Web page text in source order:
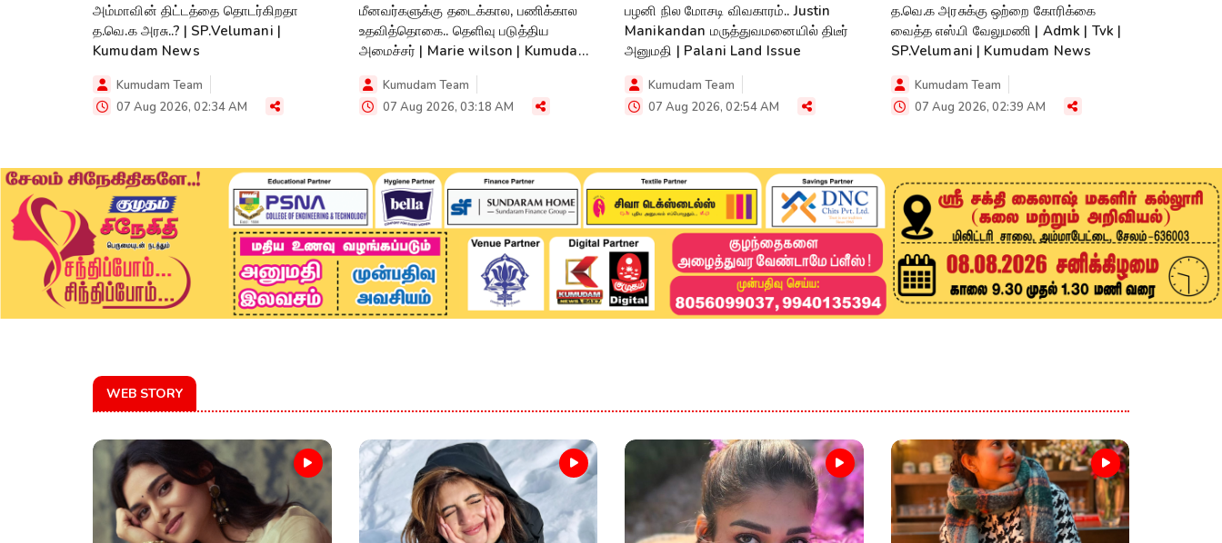
அம்மாவின் திட்டத்தை தொடர்கிறதா
த.வெ.க அரசு..? | SP.Velumani |
Kumudam News
Kumudam Team
07 Aug 2026, 02:34 AM
மீனவர்களுக்கு தடைக்கால, பணிக்கால
உதவித்தொகை.. தெளிவு படுத்திய
அமைச்சர் | Marie wilson | Kumudam
Kumudam Team
07 Aug 2026, 03:18 AM
பழனி நில மோசடி விவகாரம்.. Justin
Manikandan மருத்துவமனையில் திடீர்
அனுமதி | Palani Land Issue
Kumudam Team
07 Aug 2026, 02:54 AM
த.வெ.க அரசுக்கு ஒற்றை கோரிக்கை
வைத்த எஸ்.பி வேலுமணி | Admk | Tvk |
SP.Velumani | Kumudam News
Kumudam Team
07 Aug 2026, 02:39 AM
WEB STORY